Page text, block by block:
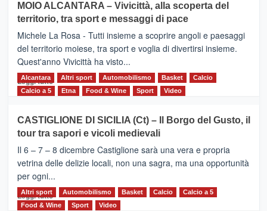
Torna
la
Supermaratona
dell’Etna
MOIO ALCANTARA – Vivicittà, alla scoperta del
territorio, tra sport e messaggi di pace
Michele La Rosa - Tutti insieme a scoprire angoli e paesaggi
del territorio moiese, tra sport e voglia di divertirsi insieme.
Quest'anno Vivicittà ha visto...
Leggi tutto Leggi
MOIO
ALCANTARA
–
Vivicittà,
alla
scoperta
del
territorio,
Alcantara Altri sport Automobilismo Basket
Calcio
Calcio a 5
Etna Food & Wine Sport Video
CASTIGLIONE DI SICILIA (Ct) – Il Borgo del Gusto, il
tour tra sapori e vicoli medievali
Il 6 – 7 – 8 dicembre Castiglione sarà una vera e propria
vetrina delle delizie locali, non una sagra, ma una opportunità
per ogni...
Leggi tuttoLeggi
di
Altri sport Automobilismo Basket Calcio
Calcio a 5
Food & Wine
Sport Video